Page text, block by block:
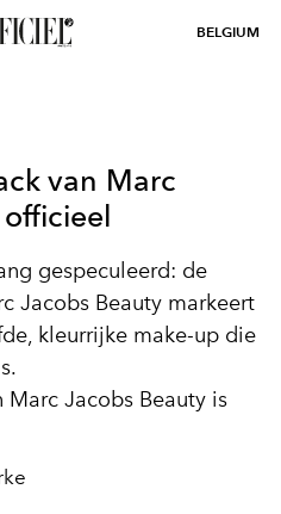
BELGIUM
van Marc
gespeculeerd: de
Jacobs Beauty markeert
kleurrijke make-up die
Jacobs Beauty is